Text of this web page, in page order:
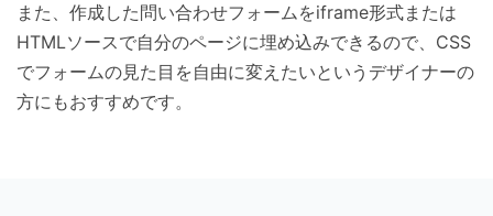
また、作成した問い合わせフォームをiframe形式または
HTMLソースで自分のページに埋め込みできるので、CSS
でフォームの見た目を自由に変えたいというデザイナーの
方にもおすすめです。